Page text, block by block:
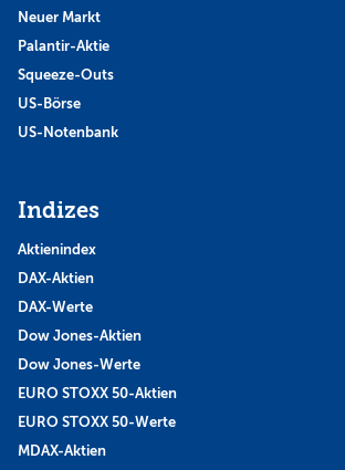
Neuer Markt
Palantir-Aktie
Squeeze-Outs
US-Börse
US-Notenbank
Indizes
Aktienindex
DAX-Aktien
DAX-Werte
Dow Jones-Aktien
Dow Jones-Werte
EURO STOXX 50-Aktien
EURO STOXX 50-Werte
MDAX-Aktien